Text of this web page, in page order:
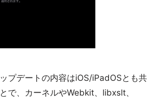
プデートの内容はiOS/iPadOSとも共
で、カーネルやWebkit、libxslt、